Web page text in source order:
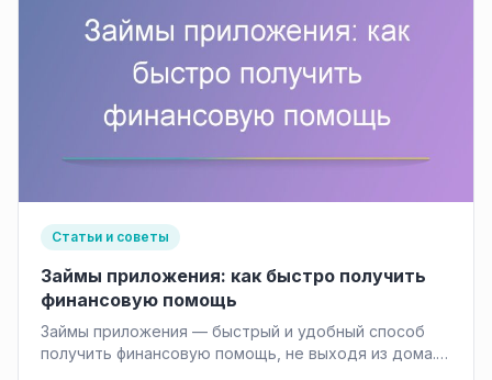
Статьи и советы
Займы приложения: как быстро получить
финансовую помощь
Займы приложения — быстрый и удобный способ
получить финансовую помощь, не выходя из дома.